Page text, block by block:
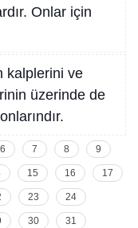
Onlar için
kalplerini ve
üzerinde de
6 7 8 9
15 16 17
23 24
30 31